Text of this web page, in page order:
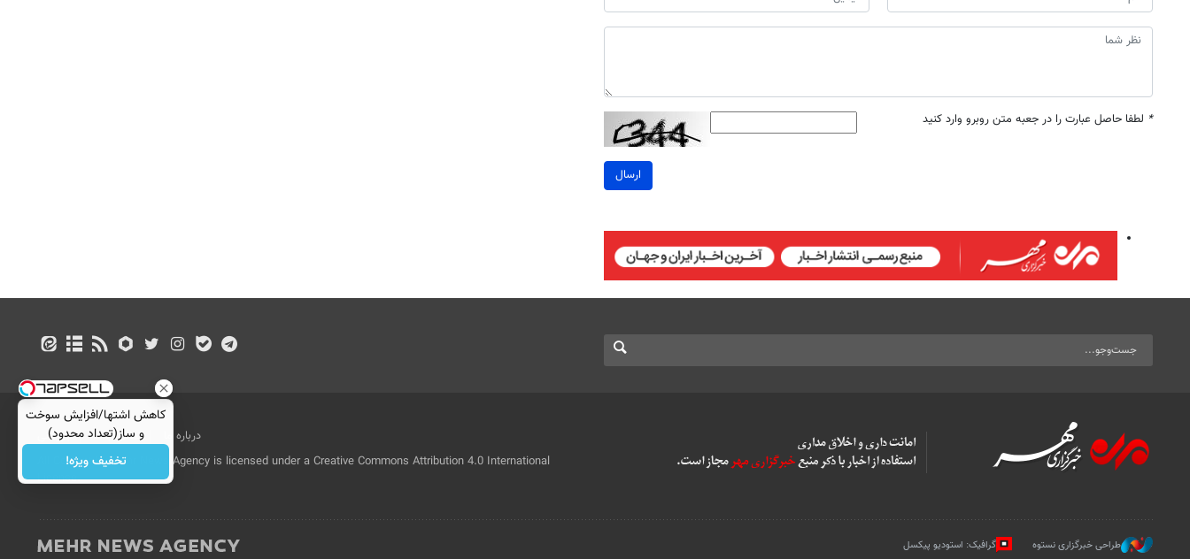
* لطفا حاصل عبارت را در جعبه متن روبرو وارد کنید
ارسال
درباره ما تماس با ما
بازرگانی
All Content by Mehr News Agency is licensed under a Creative Commons Attribution 4.0 International
License.
طراحی خبرگزاری نستوه گرافیک: استودیو پیکسل
کاهش اشتها/افزایش سوخت
و ساز(تعداد محدود)
تخفیف ویژه!